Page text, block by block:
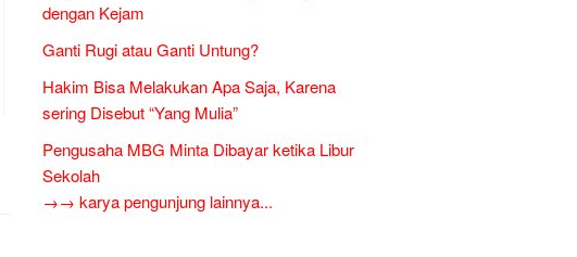
dengan Kejam
Ganti Rugi atau Ganti Untung?
Hakim Bisa Melakukan Apa Saja, Karena
sering Disebut “Yang Mulia”
Pengusaha MBG Minta Dibayar ketika Libur
Sekolah
→→ karya pengunjung lainnya...